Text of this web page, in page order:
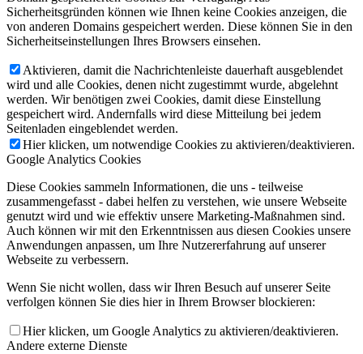
Sicherheitsgründen können wie Ihnen keine Cookies anzeigen, die
von anderen Domains gespeichert werden. Diese können Sie in den
Sicherheitseinstellungen Ihres Browsers einsehen.
Aktivieren, damit die Nachrichtenleiste dauerhaft ausgeblendet
wird und alle Cookies, denen nicht zugestimmt wurde, abgelehnt
werden. Wir benötigen zwei Cookies, damit diese Einstellung
gespeichert wird. Andernfalls wird diese Mitteilung bei jedem
Seitenladen eingeblendet werden.
Hier klicken, um notwendige Cookies zu aktivieren/deaktivieren.
Google Analytics Cookies
Diese Cookies sammeln Informationen, die uns - teilweise
zusammengefasst - dabei helfen zu verstehen, wie unsere Webseite
genutzt wird und wie effektiv unsere Marketing-Maßnahmen sind.
Auch können wir mit den Erkenntnissen aus diesen Cookies unsere
Anwendungen anpassen, um Ihre Nutzererfahrung auf unserer
Webseite zu verbessern.
Wenn Sie nicht wollen, dass wir Ihren Besuch auf unserer Seite
verfolgen können Sie dies hier in Ihrem Browser blockieren:
Hier klicken, um Google Analytics zu aktivieren/deaktivieren.
Andere externe Dienste